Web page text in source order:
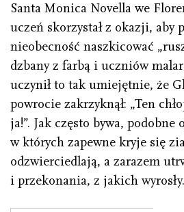
Santa Monica Novella we
uczeń skorzystał z okazji, aby
nieobecność naszkicować
dzbany z farbą i uczniów
uczynił to tak umiejętnie, że
powrocie zakrzyknął: „Ten
ja!”. Jak często bywa, podobne
w których zapewne kryje się
odzwierciedlają, a zarazem
i przekonania, z jakich wyrosły.